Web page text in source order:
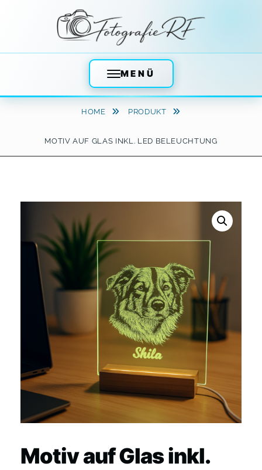
MENÜ
HOME PRODUKT
MOTIV AUF GLAS INKL. LED BELEUCHTUNG
Motiv auf Glas inkl.